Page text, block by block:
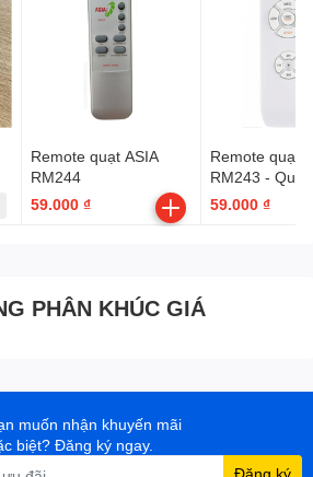
Remote quạt ASIA
RM244
59.000 ₫
Remote quạt
RM243 - Quạt
59.000 ₫
PHÂN KHÚC GIÁ
muốn nhận khuyến mãi
biệt? Đăng ký ngay.
Đăng ký